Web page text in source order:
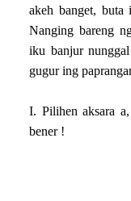
akeh banget,
Nanging bareng
iku banjur
gugur ing
I. Pilihen aksara
bener !